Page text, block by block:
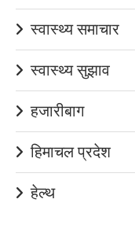
स्वास्थ्य समाचार
स्वास्थ्य सुझाव
हजारीबाग
हिमाचल प्रदेश
हेल्थ